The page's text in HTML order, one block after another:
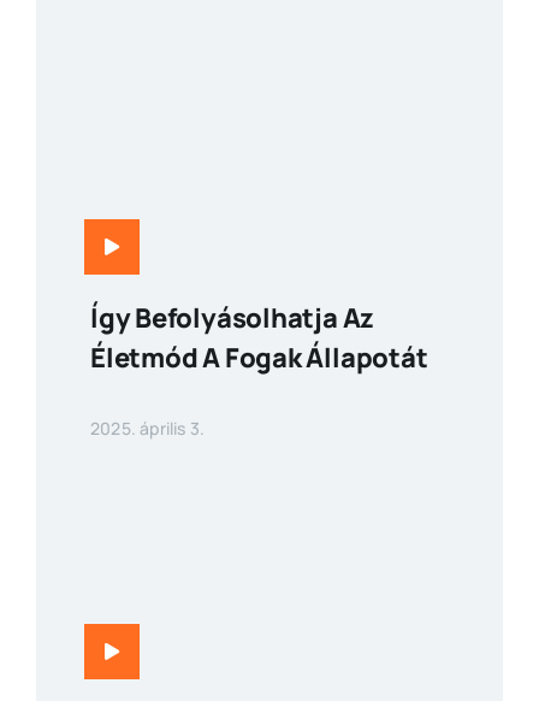
Így Befolyásolhatja Az
Életmód A Fogak Állapotát
2025. április 3.